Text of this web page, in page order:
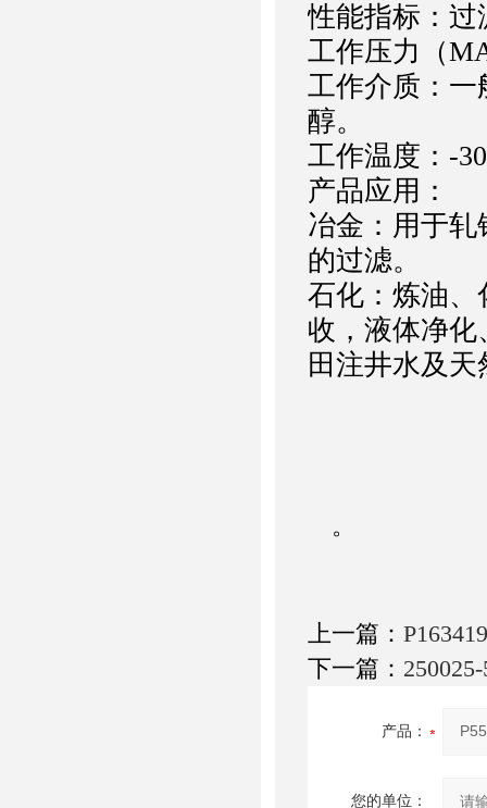
性能指标：过
工作压力（
工作介质：一
醇。
工作温度：-
产品应用：
冶金：用于
的过滤。
石化：炼油、
收，液体净
田注井水及
。
上一篇：
下一篇：
产品：
您的单位：